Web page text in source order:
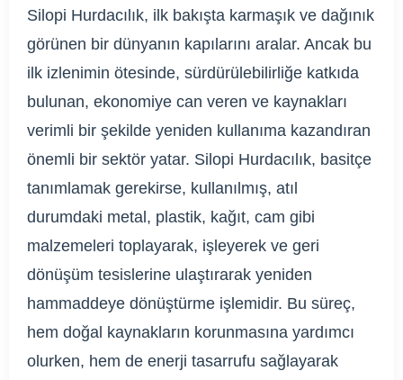
Silopi Hurdacılık, ilk bakışta karmaşık ve dağınık
görünen bir dünyanın kapılarını aralar. Ancak bu
ilk izlenimin ötesinde, sürdürülebilirliğe katkıda
bulunan, ekonomiye can veren ve kaynakları
verimli bir şekilde yeniden kullanıma kazandıran
önemli bir sektör yatar. Silopi Hurdacılık, basitçe
tanımlamak gerekirse, kullanılmış, atıl
durumdaki metal, plastik, kağıt, cam gibi
malzemeleri toplayarak, işleyerek ve geri
dönüşüm tesislerine ulaştırarak yeniden
hammaddeye dönüştürme işlemidir. Bu süreç,
hem doğal kaynakların korunmasına yardımcı
olurken, hem de enerji tasarrufu sağlayarak